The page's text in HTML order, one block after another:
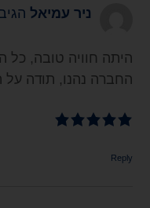
ניר עמיאל
היתה חוויה טובה, כל
החברה נהנו, תודה על
Reply